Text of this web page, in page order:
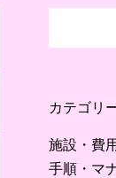
カテゴリ
施設・費
手順・マ